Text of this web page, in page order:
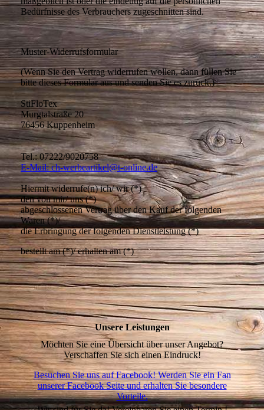
Bedürfnisse des Verbrauchers zugeschnitten sind.
Muster-Widerrufsformular
(Wenn Sie den Vertrag widerrufen wollen, dann füllen Sie
bitte dieses Formular aus und senden Sie es zurück.)
StiFloTex
Murgtalstraße 20
76456 Kuppenheim
Tel.: 07222/9020758
E-Mail: ch-werbeartikel@t-online.de
Hiermit widerrufe(n) ich/ wir (*)
den von mir/ uns (*)
abgeschlossenen Vertrag über den Kauf der folgenden
Waren (*)/
die Erbringung der folgenden Dienstleistung (*)
bestellt am (*)/ erhalten am (*)
Unsere Leistungen
Möchten Sie eine Übersicht über unser Angebot?
Verschaffen Sie sich einen Eindruck!
Besuchen Sie uns auf Facebook! Werden Sie ein Fan
unserer Facebook Seite und erhalten Sie besondere
Vorteile.